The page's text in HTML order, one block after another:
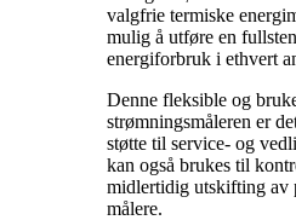
valgfrie termiske
mulig å utføre en
energiforbruk i ethvert
Denne fleksible og
strømningsmåleren er
støtte til service- og
kan også brukes til
midlertidig utskifting av
målere.